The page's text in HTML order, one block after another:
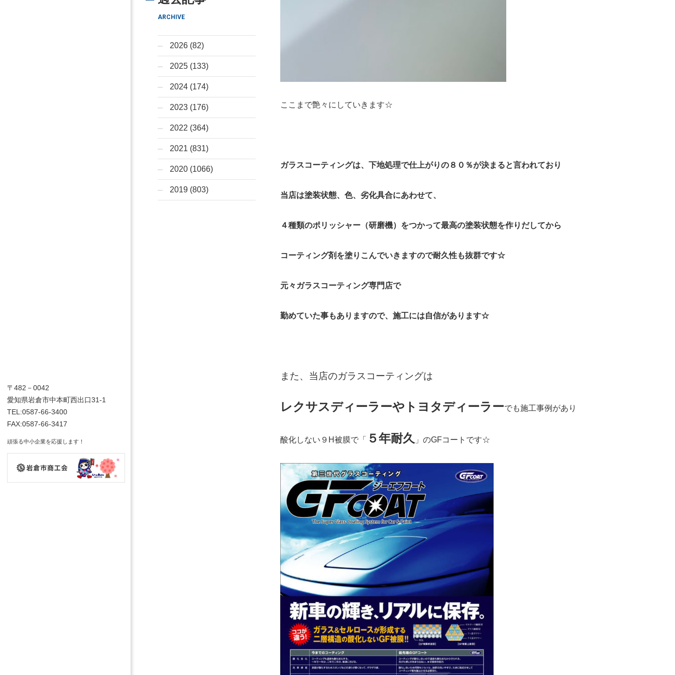
〒482－0042
愛知県岩倉市中本町西出口31-1
TEL:0587-66-3400
FAX:0587-66-3417
頑張る中小企業を応援します！
ここまで艶々にしていきます☆
ガラスコーティングは、下地処理で仕上がりの８０％が決まると言われており
当店は塗装状態、色、劣化具合にあわせて、
４種類のポリッシャー（研磨機）をつかって最高の塗装状態を作りだしてから
コーティング剤を塗りこんでいきますので耐久性も抜群です☆
元々ガラスコーティング専門店で
勤めていた事もありますので、施工には自信があります☆
ま た、当店のガラスコーティングは
レクサスディーラーやトヨタディーラーでも施工事例があり
酸化しない９H被膜で「 ５年耐久 」のGFコートです☆
ARCHIVE
2026 (82)
2025 (133)
2024 (174)
2023 (176)
2022 (364)
2021 (831)
2020 (1066)
2019 (803)